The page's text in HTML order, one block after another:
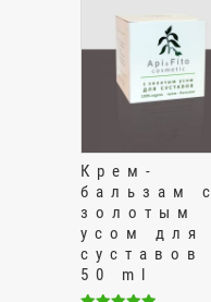
Крем-
бальзам с
золотым
усом для
суставов
50 ml